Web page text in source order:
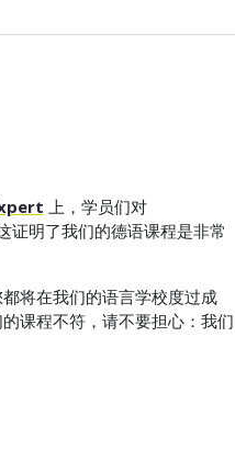
上，学员们对
证明了我们的德语课程是非常
将在我们的语言学校度过成
课程不符，请不要担心：我们